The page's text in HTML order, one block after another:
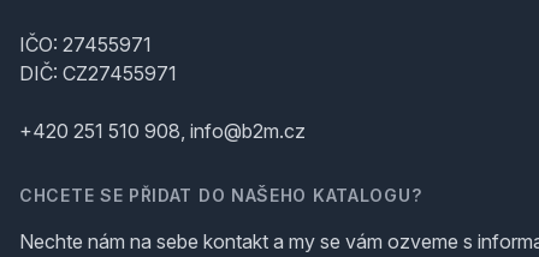
IČO: 27455971
DIČ: CZ27455971
+420 251 510 908, info@b2m.cz
CHCETE SE PŘIDAT DO NAŠEHO KATALOGU?
Nechte nám na sebe kontakt a my se vám ozveme s